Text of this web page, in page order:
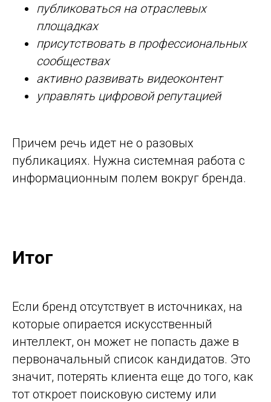
публиковаться на отраслевых
площадках
присутствовать в профессиональных
сообществах
активно развивать видеоконтент
управлять цифровой репутацией
Причем речь идет не о разовых
публикациях. Нужна системная работа с
информационным полем вокруг бренда.
Итог
Если бренд отсутствует в источниках, на
которые опирается искусственный
интеллект, он может не попасть даже в
первоначальный список кандидатов. Это
значит, потерять клиента еще до того, как
тот откроет поисковую систему или